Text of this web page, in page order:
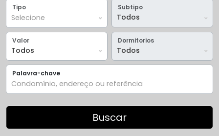
Tipo Subtipo
Valor Dormitorios
Palavra-chave
Buscar